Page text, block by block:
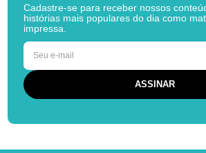
Cadastre-se para receber nossos
histórias mais populares do dia como
impressa.